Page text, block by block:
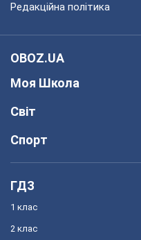
Редакційна політика
OBOZ.UA
Моя Школа
Світ
Спорт
ГДЗ
1 клас
2 клас